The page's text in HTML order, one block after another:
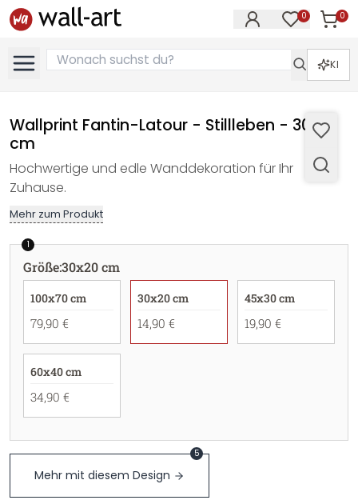
0 0
KI
Wallprint Fantin-Latour - Stillleben - 30x20
cm
Hochwertige und edle Wanddekoration für Ihr
Zuhause.
Mehr zum Produkt
1
Größe:30x20 cm
100x70 cm
79,90 €
30x20 cm
14,90 €
45x30 cm
19,90 €
60x40 cm
34,90 €
Mehr mit diesem Design
5